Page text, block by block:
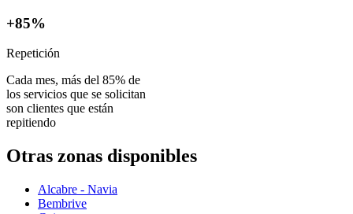
+85%
Repetición
Cada mes, más del 85% de
los servicios que se solicitan
son clientes que están
repitiendo
Otras zonas disponibles
Alcabre - Navia
Bembrive